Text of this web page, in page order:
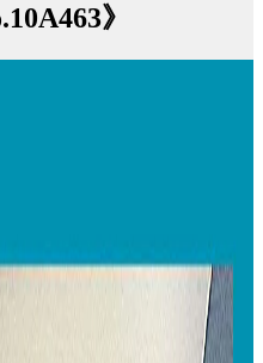
》